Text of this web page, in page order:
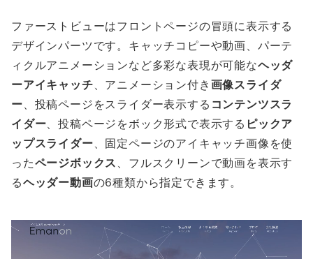
ファーストビューはフロントページの冒頭に表示する
デザインパーツです。キャッチコピーや動画、パーテ
ィクルアニメーションなど多彩な表現が可能なヘッダ
ーアイキャッチ、アニメーション付き 画像スライダ
ー、投稿ページをスライダー表示する コンテンツスラ
イダー、投稿ページをボック形式で表示する ピックア
ップスライダー、固定ページのアイキャッチ画像を使
ったページボックス 、フルスクリーンで動画を表示す
るヘッダー動画の6種類から指定できます。